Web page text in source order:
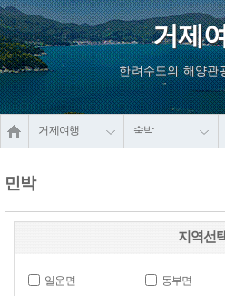
거제
한려수도의 해양관
거제여행 숙박
민박
지역선
일운면 동부면